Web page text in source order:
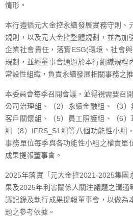
情形。
本行遵循元大金控永續發展實務守則、
規則，以及元大金控整體規劃，並為加
企業社會責任，落實ESG(環境、社會
規劃，並經董事會通過於本行組織規程
常設性組織，負責永續發展相關事務之推
本委員會每季召開會議，並得視需要召
公司治理組、（2）永續金融組、（3）
客戶關懷組、（5）員工照護組、（6
組（8）IFRS_S1組等八個功能性小組
事務單位每季與各功能性小組之權責單
成果提報董事會。
2025年落實「元大金控2021-2025集團
果及2025年利害關係人關注議題之溝
議記錄及執行成果提報董事會，以做為
題之參考依據。